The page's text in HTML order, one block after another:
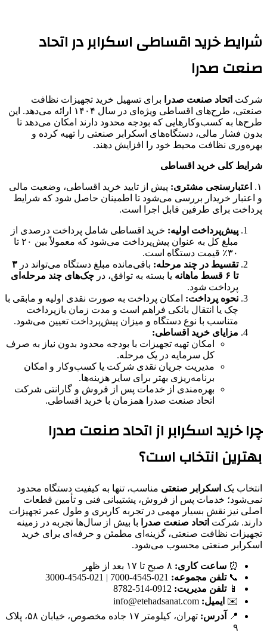
شرایط خرید اقساطی اسکرابر در اتحاد
صنعت صدرا
شرکت اتحاد صنعت صدرا
برای تسهیل خرید تجهیزات نظافت
صنعتی، طرح‌های اقساطی ویژه‌ای در سال ۱۴۰۴ ارائه می‌دهد. این
طرح‌ها به کسب‌وکارهایی که بودجه محدود دارند امکان می‌دهد تا
بدون فشار مالی، دستگاه‌های اسکرابر صنعتی را تهیه کرده و
بهره‌وری نظافت محیط خود را افزایش دهند.
شرایط کلی خرید اقساطی
۱. اعتبارسنجی مشتری: پیش از تایید خرید اقساطی، وضعیت مالی
و اعتبار خریدار بررسی می‌شود تا اطمینان حاصل شود که شرایط
پرداخت برای طرفین قابل اجرا است.
پیش‌پرداخت اولیه: خرید اقساطی شامل پرداخت درصدی از
مبلغ کل به عنوان پیش‌پرداخت می‌شود که معمولاً بین ۲۰ تا
۳۰٪ قیمت دستگاه است.
تقسیط در چند مرحله: باقی‌مانده مبلغ دستگاه می‌تواند در ۳
تا ۶ قسط ماهانه
یا بسته به توافق، در چک‌های چند مرحله‌ای
پرداخت شود.
نحوه پرداخت: امکان پرداخت به صورت نقدی اولیه و مابقی با
چک یا انتقال بانکی فراهم است و مدت زمان بازپرداخت
متناسب با نوع دستگاه و میزان پیش‌پرداخت تعیین می‌شود.
مزایای خرید اقساطی:
امکان تهیه تجهیزات با بودجه محدود بدون نیاز به صرف
کل سرمایه در یک مرحله.
مدیریت جریان نقدی شرکت یا کسب‌وکار و امکان
برنامه‌ریزی بهتر برای سایر هزینه‌ها.
بهره‌مندی از خدمات پس از فروش و گارانتی شرکت
اتحاد صنعت صدرا همزمان با خرید اقساطی.
چرا خرید اسکرابر از اتحاد صنعت صدرا
بهترین انتخاب است؟
انتخاب یک اسکرابر صنعتی مناسب، تنها به کیفیت دستگاه محدود
نمی‌شود؛ خدمات پس از فروش، پشتیبانی فنی و تأمین قطعات
اصلی نیز نقش بسیار مهمی در تجربه کاربری و طول عمر تجهیزات
دارند. شرکت اتحاد صنعت صدرا
با بیش از سال‌ها تجربه در زمینه
تجهیزات نظافت صنعتی، گزینه‌ای مطمئن و حرفه‌ای برای خرید
اسکرابر صنعتی محسوب می‌شود.
⏰ ساعت کاری: ۸ صبح تا ۱۷ بعد از ظهر
📞تلفن مجموعه:
📱تلفن مدیریت: 0912-514-8782
✉️ ایمیل: info@etehadsanat.com
📍
آدرس:
تهران، کیلومتر ۱۷ جاده مخصوص، خیابان ۵۸، پلاک
۹